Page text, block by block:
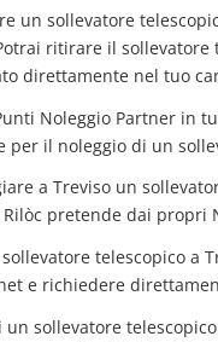
un sollevatore
ritirare il
direttamente nel tuo
Noleggio Partner in
per il noleggio di un
a Treviso un
pretende dai propri
telescopico a
e richiedere
un sollevatore